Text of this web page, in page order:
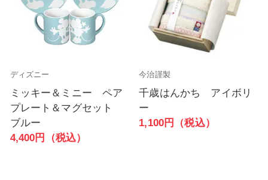
ディズニー
ミッキー＆ミニー ペア
プレート＆マグセット
ブルー
4,400円（税込）
今治謹製
千歳はんかち アイボリ
ー
1,100円（税込）